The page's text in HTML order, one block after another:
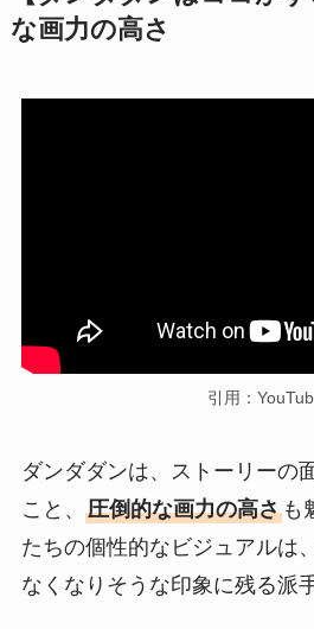
な画力の高さ
引用：
ダンダダンは、ストーリーの
こと、 圧倒的な画力の高さも
たちの個性的なビジュアルは
なくなりそうな印象に残る派